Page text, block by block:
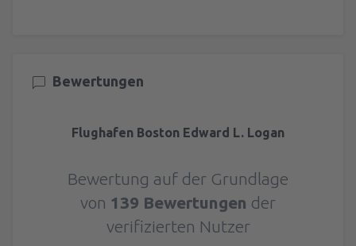
Bewertungen
Flughafen Boston Edward L. Logan
Bewertung auf der Grundlage
von 139 Bewertungen der
verifizierten Nutzer